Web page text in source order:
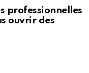
professionnelles
ouvrir des